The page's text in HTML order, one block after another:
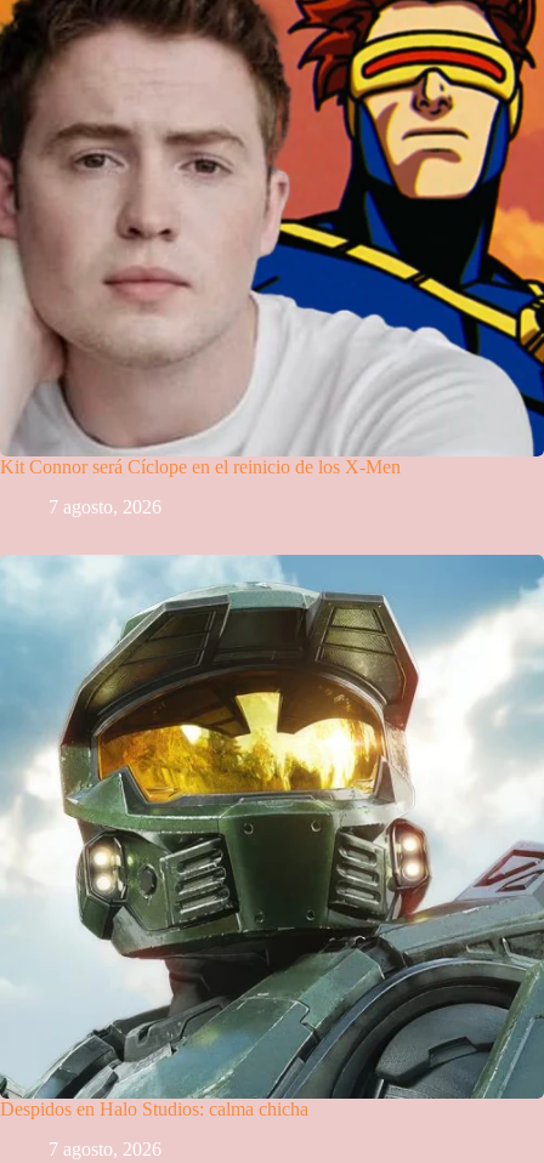
Kit Connor será Cíclope en el reinicio de los X-Men
7 agosto, 2026
Despidos en Halo Studios: calma chicha
7 agosto, 2026